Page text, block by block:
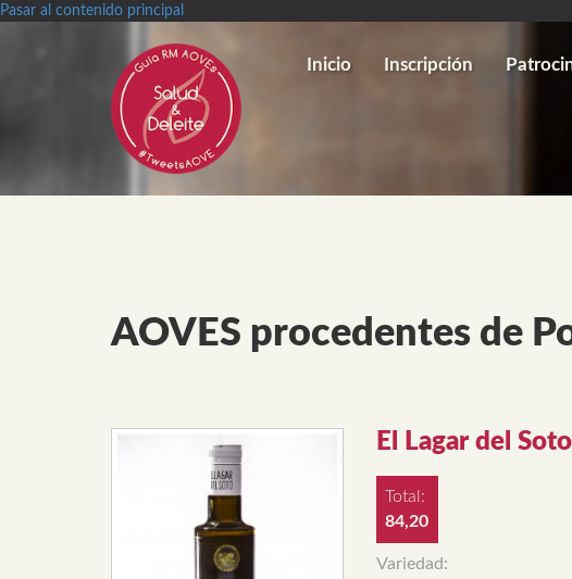
Pasar al contenido principal
Inicio Inscripción
AOVES procedentes de
El Lagar del Soto
Total:
84,20
Variedad: